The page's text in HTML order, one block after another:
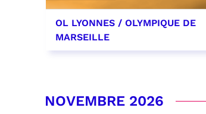
OL LYONNES / OLYMPIQUE DE
MARSEILLE
RÉSERVER
NOVEMBRE 2026